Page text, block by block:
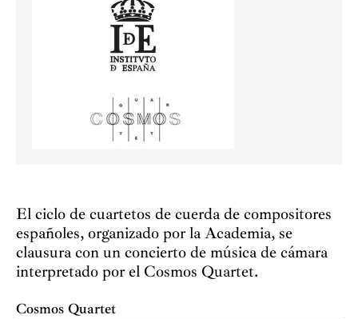
El ciclo de cuartetos de cuerda de compositores
españoles, organizado por la Academia, se
clausura con un concierto de música de cámara
interpretado por el Cosmos Quartet.
Cosmos Quartet